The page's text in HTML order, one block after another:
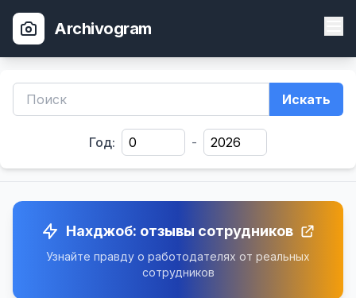
Archivogram
Искать
Год: -
Нахджоб: отзывы сотрудников
Узнайте правду о работодателях от реальных
сотрудников